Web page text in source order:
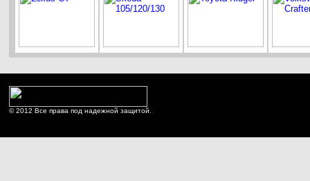
© 2012 Все права под надежной защитой.